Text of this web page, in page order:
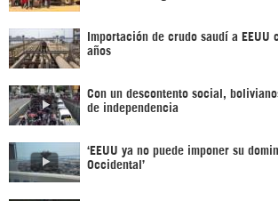
Importación de crudo saudí a EEUU
años
Con un descontento social,
de independencia
‘EEUU ya no puede imponer su
Occidental’